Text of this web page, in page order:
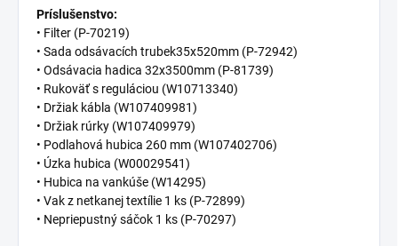
Príslušenstvo:
• Filter (P-70219)
• Sada odsávacích trubek35x520mm (P-72942)
• Odsávacia hadica 32x3500mm (P-81739)
• Rukoväť s reguláciou (W10713340)
• Držiak kábla (W107409981)
• Držiak rúrky (W107409979)
• Podlahová hubica 260 mm (W107402706)
• Úzka hubica (W00029541)
• Hubica na vankúše (W14295)
• Vak z netkanej textílie 1 ks (P-72899)
• Nepriepustný sáčok 1 ks (P-70297)